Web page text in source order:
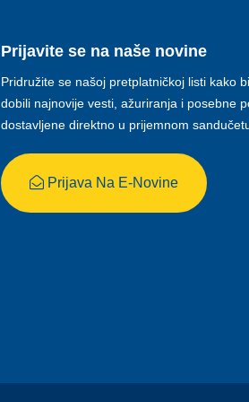
Prijavite se na naše novine
Pridružite se našoj pretplatničkoj listi kako
dobili najnovije vesti, ažuriranja i posebne
dostavljene direktno u prijemnom
Prijava Na E-Novine